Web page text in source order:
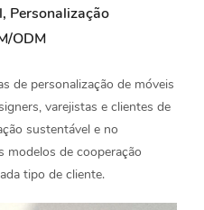
Personalização
ODM
de personalização de móveis
varejistas e clientes de
sustentável e no
modelos de cooperação
tipo de cliente.